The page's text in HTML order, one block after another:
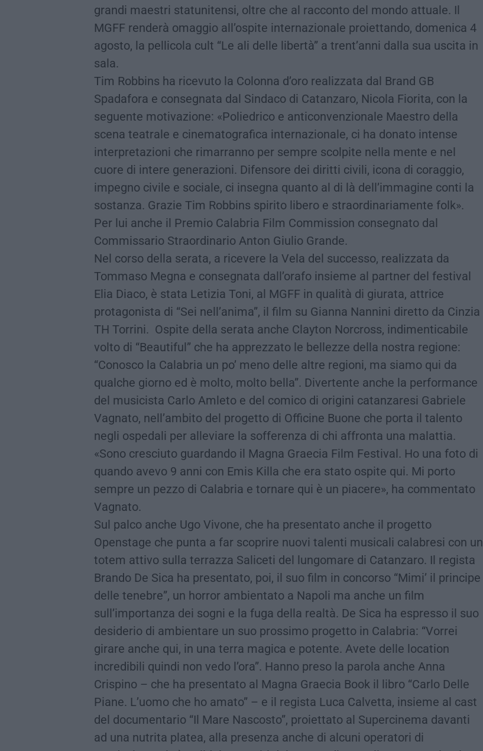
grandi maestri statunitensi, oltre che al racconto del mondo attuale. Il
MGFF renderà omaggio all’ospite internazionale proiettando, domenica 4
agosto, la pellicola cult “Le ali delle libertà” a trent’anni dalla sua uscita in
sala.
Tim Robbins ha ricevuto la Colonna d’oro realizzata dal Brand GB
Spadafora e consegnata dal Sindaco di Catanzaro, Nicola Fiorita, con la
seguente motivazione: «Poliedrico e anticonvenzionale Maestro della
scena teatrale e cinematografica internazionale, ci ha donato intense
interpretazioni che rimarranno per sempre scolpite nella mente e nel
cuore di intere generazioni. Difensore dei diritti civili, icona di coraggio,
impegno civile e sociale, ci insegna quanto al di là dell’immagine conti la
sostanza. Grazie Tim Robbins spirito libero e straordinariamente folk».
Per lui anche il Premio Calabria Film Commission consegnato dal
Commissario Straordinario Anton Giulio Grande.
Nel corso della serata, a ricevere la Vela del successo, realizzata da
Tommaso Megna e consegnata dall’orafo insieme al partner del festival
Elia Diaco, è stata Letizia Toni, al MGFF in qualità di giurata, attrice
protagonista di “Sei nell’anima”, il film su Gianna Nannini diretto da Cinzia
TH Torrini. Ospite della serata anche Clayton Norcross, indimenticabile
volto di “Beautiful” che ha apprezzato le bellezze della nostra regione:
“Conosco la Calabria un po’ meno delle altre regioni, ma siamo qui da
qualche giorno ed è molto, molto bella”. Divertente anche la performance
del musicista Carlo Amleto e del comico di origini catanzaresi Gabriele
Vagnato, nell’ambito del progetto di Officine Buone che porta il talento
negli ospedali per alleviare la sofferenza di chi affronta una malattia.
«Sono cresciuto guardando il Magna Graecia Film Festival. Ho una foto di
quando avevo 9 anni con Emis Killa che era stato ospite qui. Mi porto
sempre un pezzo di Calabria e tornare qui è un piacere», ha commentato
Vagnato.
Sul palco anche Ugo Vivone, che ha presentato anche il progetto
Openstage che punta a far scoprire nuovi talenti musicali calabresi con un
totem attivo sulla terrazza Saliceti del lungomare di Catanzaro. Il regista
Brando De Sica ha presentato, poi, il suo film in concorso “Mimi’ il principe
delle tenebre”, un horror ambientato a Napoli ma anche un film
sull’importanza dei sogni e la fuga della realtà. De Sica ha espresso il suo
desiderio di ambientare un suo prossimo progetto in Calabria: “Vorrei
girare anche qui, in una terra magica e potente. Avete delle location
incredibili quindi non vedo l’ora”. Hanno preso la parola anche Anna
Crispino – che ha presentato al Magna Graecia Book il libro “Carlo Delle
Piane. L’uomo che ho amato” – e il regista Luca Calvetta, insieme al cast
del documentario “Il Mare Nascosto”, proiettato al Supercinema davanti
ad una nutrita platea, alla presenza anche di alcuni operatori di